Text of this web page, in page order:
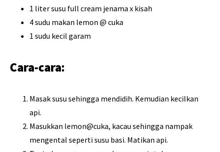
1 liter susu full cream jenama x kisah
4 sudu makan lemon @ cuka
1 sudu kecil garam
Cara-cara:
Masak susu sehingga mendidih. Kemudian kecilkan
api.
Masukkan lemon@cuka, kacau sehingga nampak
mengental seperti susu basi. Matikan api.